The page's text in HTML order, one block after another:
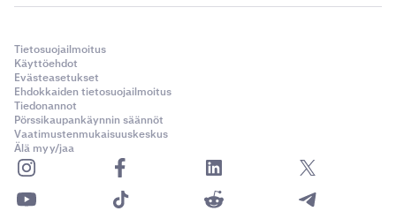
korot, rahoitusvastikkeet ja muut preemiot tai
alennukset).
Milloin käyttää: Soveltuu johdannaiskauppaan,
erityisesti käytettäessä ikuisia sopimuksia
(perpetual contracts), joissa mark-hinta auttaa
estämään hintamanipulaatiota ja tarpeettomia
likvidaatioita tilapäisten markkinapiikkien
Tietosuojailmoitus
Käyttöehdot
Evästeasetukset
Ehdokkaiden tietosuojailmoitus
Tiedonannot
Pörssikaupankäynnin säännöt
Vaatimustenmukaisuuskeskus
Älä myy/jaa